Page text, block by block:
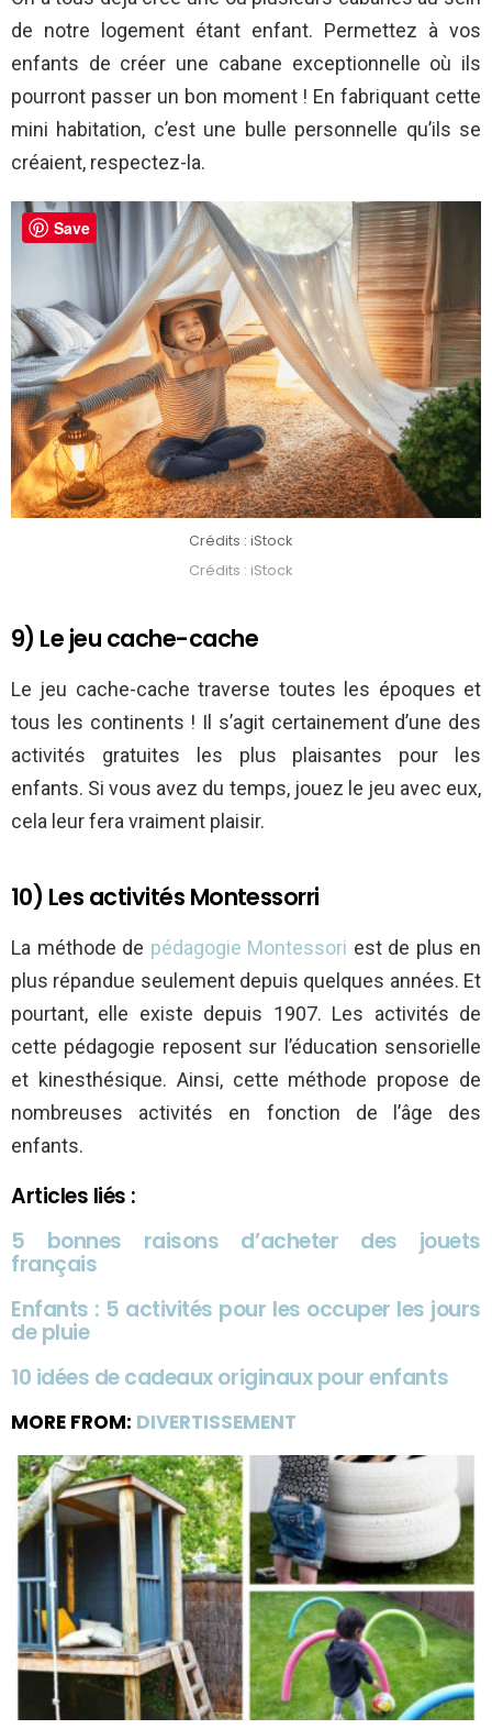
de notre logement étant enfant. Permettez à vos
enfants de créer une cabane exceptionnelle où ils
pourront passer un bon moment ! En fabriquant cette
mini habitation, c’est une bulle personnelle qu’ils se
créaient, respectez-la.
Crédits : iStock
Crédits : iStock
9) Le jeu cache-cache
Le jeu cache-cache traverse toutes les époques et
tous les continents ! Il s’agit certainement d’une des
activités gratuites les plus plaisantes pour les
enfants. Si vous avez du temps, jouez le jeu avec eux,
cela leur fera vraiment plaisir.
10) Les activités Montessorri
La méthode de pédagogie Montessori est de plus en
plus répandue seulement depuis quelques années. Et
pourtant, elle existe depuis 1907. Les activités de
cette pédagogie reposent sur l’éducation sensorielle
et kinesthésique. Ainsi, cette méthode propose de
nombreuses activités en fonction de l’âge des
enfants.
Articles liés :
5 bonnes raisons d’acheter des jouets
français
Enfants : 5 activités pour les occuper les jours
de pluie
10 idées de cadeaux originaux pour enfants
MORE FROM: DIVERTISSEMENT
Save